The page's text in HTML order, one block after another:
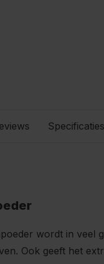
Specificaties
wordt in veel
Ook geeft het